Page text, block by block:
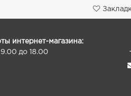
интернет-магазина:
до 18.00